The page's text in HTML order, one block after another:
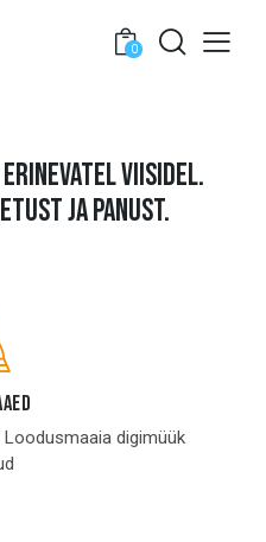
0
VIISIDEL.
JA PANUST.
digimüük